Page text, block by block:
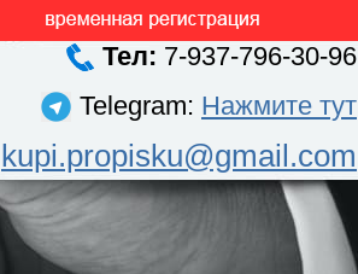
Тел: 7-937-796-30-96
Telegram: Нажмите тут
kupi.propisku@gmail.com